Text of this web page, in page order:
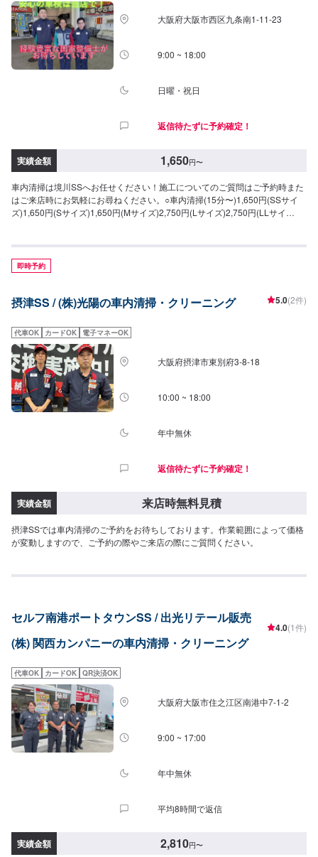
大阪府大阪市西区九条南1-11-23
9:00 ~ 18:00
日曜・祝日
返信待たずに予約確定！
実績金額 1,650円〜
車内清掃は境川SSへお任せください！施工についてのご質問はご予約時また
はご来店時にお気軽にお尋ねください。○車内清掃(15分〜)1,650円(SSサイ
ズ)1,650円(Sサイズ)1,650円(Mサイズ)2,750円(Lサイズ)2,750円(LLサイ
円(Lサイズ)46,200円(LLサイズ)
即時予約
摂津SS / (株)光陽の車内清掃・クリーニング 5.0(2件)
代車OK カードOK 電子マネーOK
大阪府摂津市東別府3-8-18
10:00 ~ 18:00
年中無休
返信待たずに予約確定！
実績金額 来店時無料見積
摂津SSでは車内清掃のご予約をお待ちしております。作業範囲によって価格
が変動しますので、ご予約の際やご来店の際にご質問ください。
セルフ南港ポートタウンSS / 出光リテール販売
(株) 関西カンパニーの車内清掃・クリーニング
4.0(1件)
代車OK カードOK QR決済OK
大阪府大阪市住之江区南港中7-1-2
9:00 ~ 17:00
年中無休
平均8時間で返信
実績金額 2,810円〜